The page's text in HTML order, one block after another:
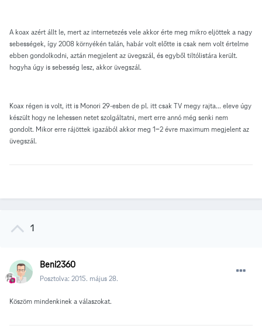
A koax azért állt le, mert az internetezés vele akkor érte meg mikro eljöttek a nagy
sebességek, így 2008 környékén talán, habár volt előtte is csak nem volt értelme
ebben gondolkodni, aztán megjelent az üvegszál, és egyből tiltólistára került.
hogyha úgy is sebesség lesz, akkor üvegszál.
Koax régen is volt, itt is Monori 29-esben de pl. itt csak TV megy rajta... eleve úgy
készült hogy ne lehessen netet szolgáltatni, mert erre annó még senki nem
gondolt. Mikor erre rájöttek igazából akkor meg 1-2 évre maximum megjelent az
üvegszál.
1
Beni2360
Posztolva: 2015. május 28.
Köszöm mindenkinek a válaszokat.